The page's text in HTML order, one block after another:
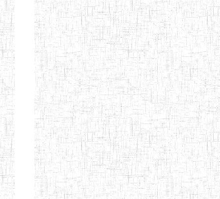
FULL GOSPEL
BTTC MBENGWI
02/10/1998 ENIEG
BAPTIST
TEACHERS
TRAINING
COLLEGE
08/08/1983 ENIEG
KENCHOLIA
TEACHER'S
TRAINING
COLLEGE
"K.T.T.C NDOP"
15/09/2015 ENIEG